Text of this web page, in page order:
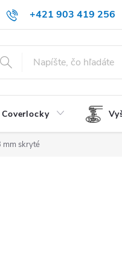
+421 903 419 256
Podmienky
Coverlocky
mm skryté